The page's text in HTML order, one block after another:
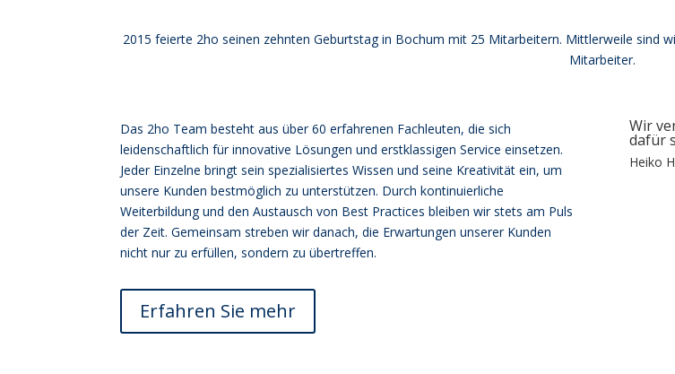
2015 feierte 2ho seinen zehnten Geburtstag in Bochum mit 25 Mitarbeitern. Mittlerweile sind
Mitarbeiter.
Das 2ho Team besteht aus über 60 erfahrenen Fachleuten, die sich
leidenschaftlich für innovative Lösungen und erstklassigen Service einsetzen.
Jeder Einzelne bringt sein spezialisiertes Wissen und seine Kreativität ein, um
unsere Kunden bestmöglich zu unterstützen. Durch kontinuierliche
Weiterbildung und den Austausch von Best Practices bleiben wir stets am Puls
der Zeit. Gemeinsam streben wir danach, die Erwartungen unserer Kunden
nicht nur zu erfüllen, sondern zu übertreffen.
Erfahren Sie mehr
Wir
dafür
Heiko